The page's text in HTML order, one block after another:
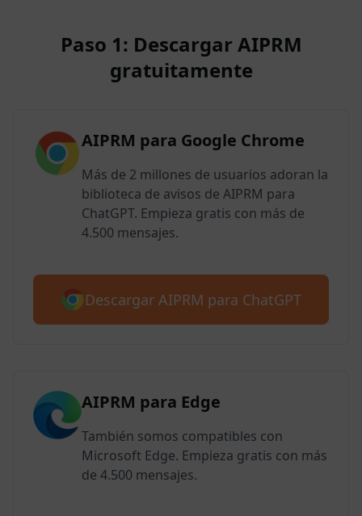
Paso 1: Descargar AIPRM
gratuitamente
AIPRM para Google Chrome
Más de 2 millones de usuarios adoran la
biblioteca de avisos de AIPRM para
ChatGPT. Empieza gratis con más de
4.500 mensajes.
Descargar AIPRM para ChatGPT
AIPRM para Edge
También somos compatibles con
Microsoft Edge. Empieza gratis con más
de 4.500 mensajes.